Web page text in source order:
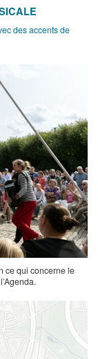
des accents de
ce qui concerne le